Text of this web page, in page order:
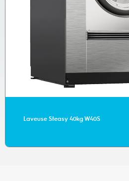
Laveuse Steasy 40kg W40S